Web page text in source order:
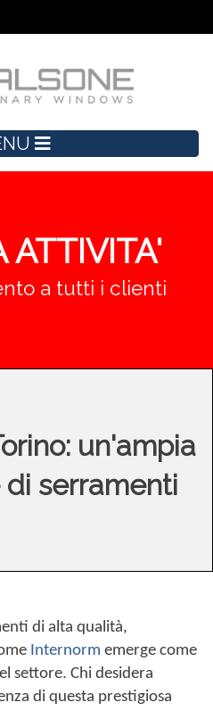
ATTIVITA'
a tutti i clienti
un'ampia
di serramenti
di alta qualità,
Internorm emerge come
settore. Chi desidera
di questa prestigiosa